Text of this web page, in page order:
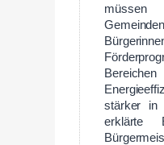
stärker in
erklärte